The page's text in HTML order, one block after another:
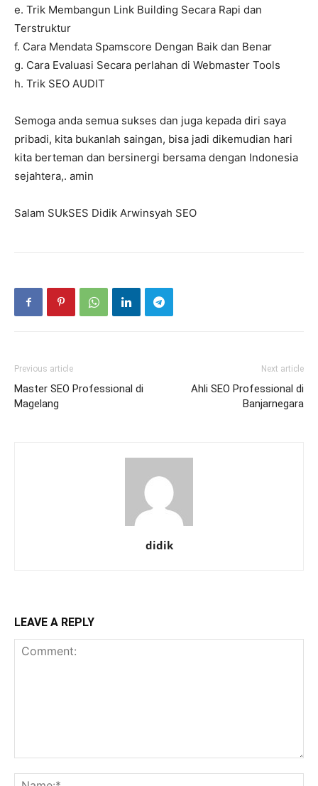
e. Trik Membangun Link Building Secara Rapi dan
Terstruktur
f. Cara Mendata Spamscore Dengan Baik dan Benar
g. Cara Evaluasi Secara perlahan di Webmaster Tools
h. Trik SEO AUDIT
Semoga anda semua sukses dan juga kepada diri saya
pribadi, kita bukanlah saingan, bisa jadi dikemudian hari
kita berteman dan bersinergi bersama dengan Indonesia
sejahtera,. amin
Salam SUkSES Didik Arwinsyah SEO
Previous article
Master SEO Professional di
Magelang
Next article
Ahli SEO Professional di
Banjarnegara
didik
LEAVE A REPLY